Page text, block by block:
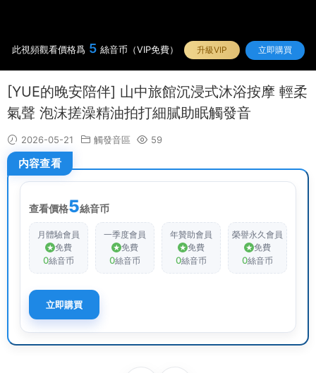
此視頻觀看價格爲 5 絲音币（VIP免費） 升級VIP 立即購買
[YUE的晚安陪伴] 山中旅館沉浸式沐浴按摩 輕柔
氣聲 泡沫搓澡精油拍打細膩助眠觸發音
2026-05-21 觸發音區 59
内容查看
查看價格5絲音币
月體驗會員
免費
0絲音币
一季度會員
免費
0絲音币
年贊助會員
免費
0絲音币
榮譽永久會員
免費
0絲音币
立即購買